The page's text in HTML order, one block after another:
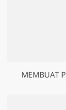
MEMBUAT